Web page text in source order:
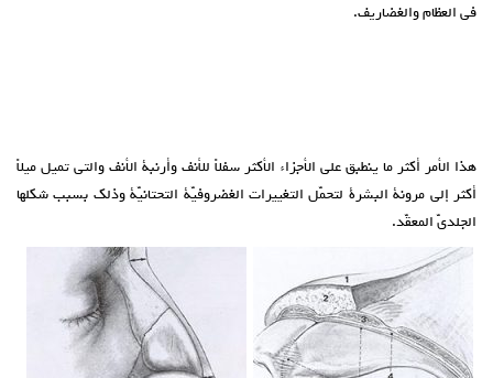
في العظام والغضاريف.
هذا الأمر أكثر ما ينطبق على الأجزاء الأكثر سفلاً للأنف وأرنبة الأنف والتي تميل ميلاً
أكثر إلى مرونة البشرة لتحمّل التغييرات الغضروفيّة التحتانيّة وذلك بسبب شكلها
الجلديّ المعقّد.